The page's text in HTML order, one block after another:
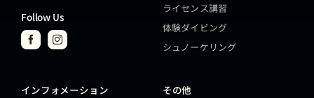
Follow Us
ライセンス講習
体験ダイビング
シュノーケリング
インフォメーション その他